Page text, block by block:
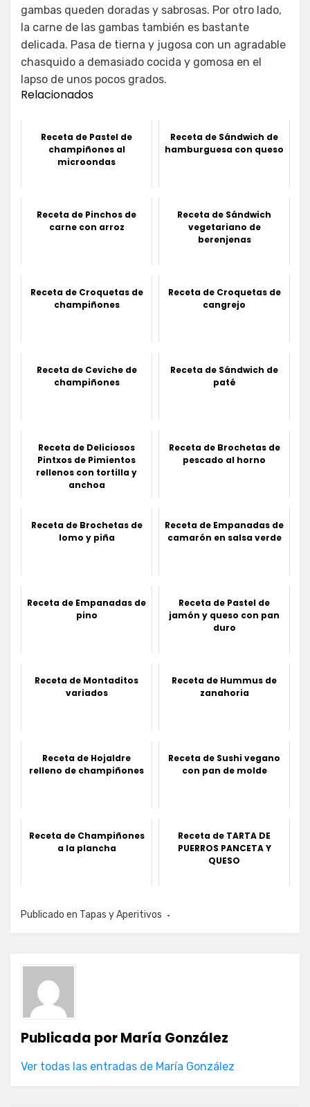
gambas queden doradas y sabrosas. Por otro lado,
la carne de las gambas también es bastante
delicada. Pasa de tierna y jugosa con un agradable
chasquido a demasiado cocida y gomosa en el
lapso de unos pocos grados.
Relacionados
Receta de Pastel de
champiñones al
microondas
Receta de Sándwich de
hamburguesa con queso
Receta de Pinchos de
carne con arroz
Receta de Sándwich
vegetariano de
berenjenas
Receta de Croquetas de
champiñones
Receta de Croquetas de
cangrejo
Receta de Ceviche de
champiñones
Receta de Sándwich de
paté
Receta de Deliciosos
Pintxos de Pimientos
rellenos con tortilla y
anchoa
Receta de Brochetas de
pescado al horno
Receta de Brochetas de
lomo y piña
Receta de Empanadas de
camarón en salsa verde
Receta de Empanadas de
pino
Receta de Pastel de
jamón y queso con pan
duro
Receta de Montaditos
variados
Receta de Hummus de
zanahoria
Receta de Hojaldre
relleno de champiñones
Receta de Sushi vegano
con pan de molde
Receta de Champiñones
a la plancha
Receta de TARTA DE
PUERROS PANCETA Y
QUESO
Publicado en Tapas y Aperitivos
Publicada porMaría González
Ver todas las entradas de María González